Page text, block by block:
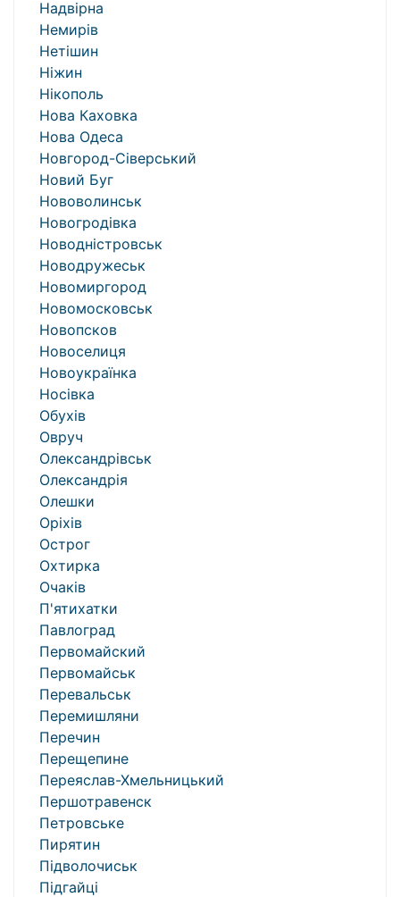
Надвірна
Немирів
Нетішин
Ніжин
Нікополь
Нова Каховка
Нова Одеса
Новгород-Сіверський
Новий Буг
Нововолинськ
Новогродівка
Новодністровськ
Новодружеськ
Новомиргород
Новомосковськ
Новопсков
Новоселиця
Новоукраїнка
Носівка
Обухів
Овруч
Олександрівськ
Олександрія
Олешки
Оріхів
Острог
Охтирка
Очаків
П'ятихатки
Павлоград
Первомайский
Первомайськ
Перевальськ
Перемишляни
Перечин
Перещепине
Переяслав-Хмельницький
Першотравенск
Петровське
Пирятин
Підволочиськ
Підгайці